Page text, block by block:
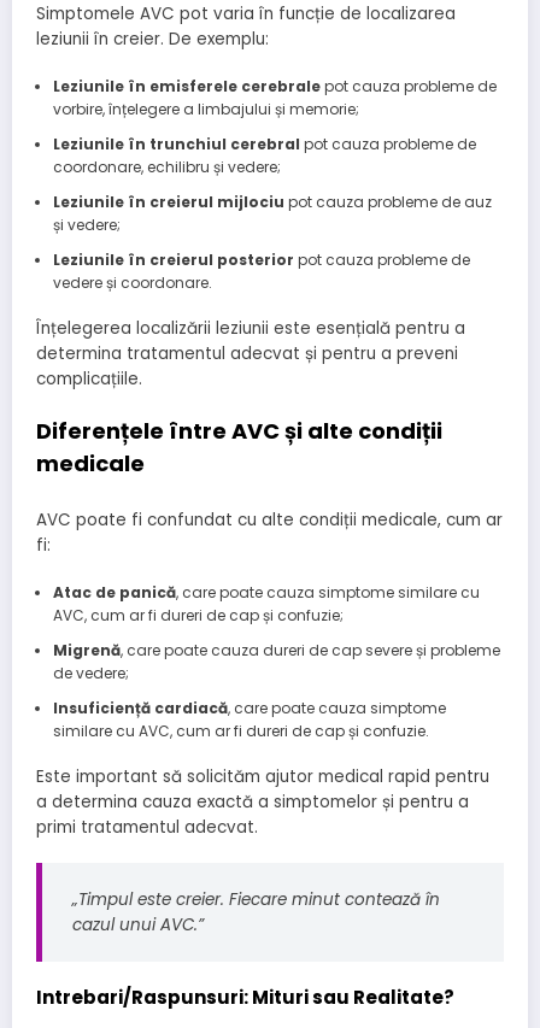
Simptomele AVC pot varia în funcție de localizarea
leziunii în creier. De exemplu:
Leziunile în emisferele cerebralepot cauza probleme de
vorbire, înțelegere a limbajului și memorie;
Leziunile în trunchiul cerebral pot cauza probleme de
coordonare, echilibru și vedere;
Leziunile în creierul mijlociu pot cauza probleme de auz
și vedere;
Leziunile în creierul posterior pot cauza probleme de
vedere și coordonare.
Înțelegerea localizării leziunii este esențială pentru a
determina tratamentul adecvat și pentru a preveni
complicațiile.
Diferențele între AVC și alte condiții
medicale
AVC poate fi confundat cu alte condiții medicale, cum ar
fi:
Atac de panică, care poate cauza simptome similare cu
AVC, cum ar fi dureri de cap și confuzie;
Migrenă, care poate cauza dureri de cap severe și probleme
de vedere;
Insuficiență cardiacă, care poate cauza simptome
similare cu AVC, cum ar fi dureri de cap și confuzie.
Este important să solicităm ajutor medical rapid pentru
a determina cauza exactă a simptomelor și pentru a
primi tratamentul adecvat.
„Timpul este creier. Fiecare minut contează în
cazul unui AVC.”
Intrebari/Raspunsuri: Mituri sau Realitate?